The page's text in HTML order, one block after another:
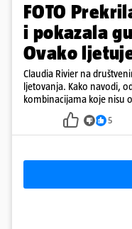
FOTO
i pokazala
Ovako
Claudia Rivier na
ljetovanja. Kako navodi,
kombinacijama koje nisu
5